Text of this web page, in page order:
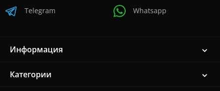
Telegram Whatsapp
Информация
Категории